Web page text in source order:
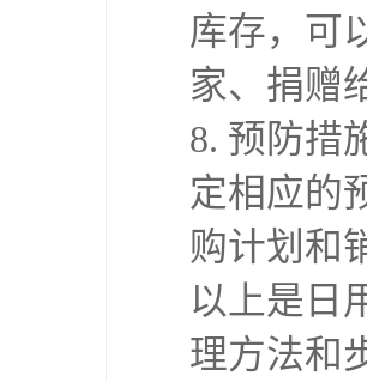
库存，可
家、捐赠
8. 预防措
定相应的
购计划和
以上是日
理方法和